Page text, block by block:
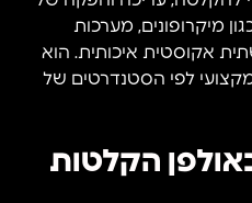
מיקרופונים, מערכות
אקוסטית איכותית. הוא
לפי הסטנדרטים של
הקלטות